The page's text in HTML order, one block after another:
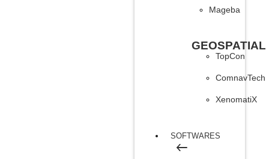
Mageba
GEOSPATIAL
TopCon
ComnavTech
XenomatiX
SOFTWARES